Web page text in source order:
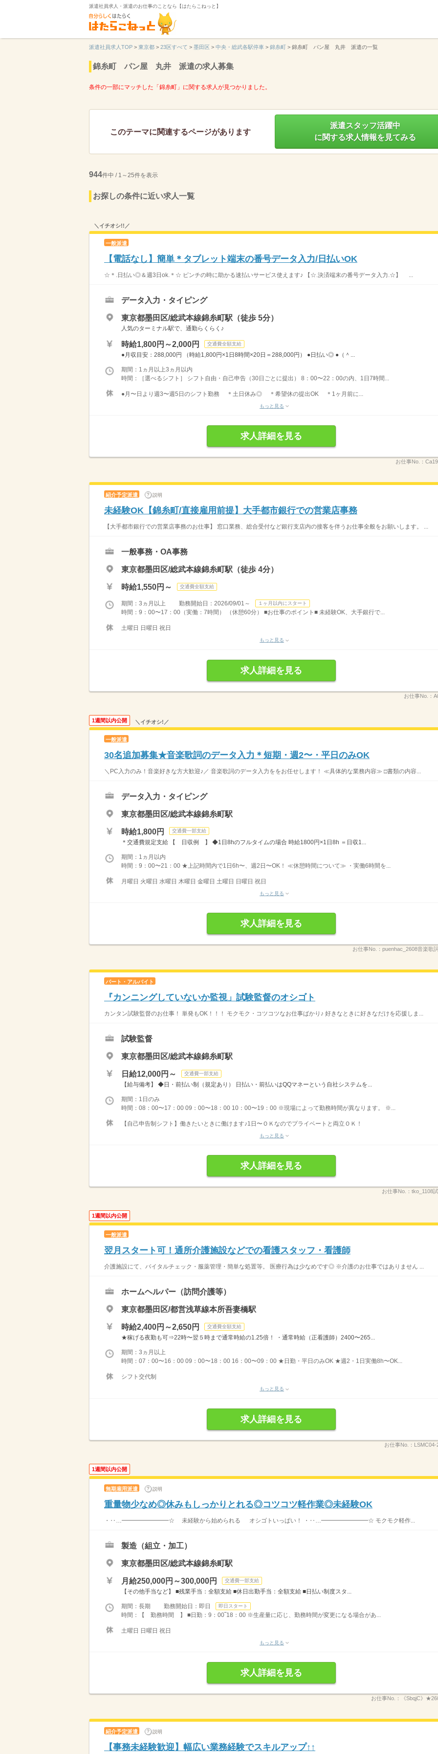
派遣社員求人・派遣のお仕事のことなら【はたらこねっと】
派遣社員求人TOP > 東京都 > 23区すべて > 墨田区 > 中央・総武各駅停車 > 錦糸町 > 錦糸町 パン屋 丸井 派遣の一覧
錦糸町 パン屋 丸井 派遣の求人募集
条件の一部にマッチした「錦糸町」に関する求人が見つかりました。
このテーマに関連するページがあります
派遣スタッフ活躍中
に関する求人情報を見てみる
944件中 / 1～25件を表示
お探しの条件に近い求人一覧
＼イチオシ!!／
一般派遣
【電話なし】簡単＊タブレット端末の番号データ入力/日払いOK
☆＊.日払い◎＆週3日ok.＊☆ ピンチの時に助かる速払いサービス使えます♪ 【☆.決済端末の番号データ入力.☆】 ...
データ入力・タイピング
東京都墨田区/総武本線錦糸町駅（徒歩 5分）
人気のターミナル駅で、通勤らくらく♪
時給1,800円～2,000円 交通費全額支給
●月収目安：288,000円 （時給1,800円×1日8時間×20日＝288,000円） ●日払い◎ ●（＾...
期間：1ヵ月以上3ヵ月以内
時間：［選べるシフト］ シフト自由・自己申告（30日ごとに提出） 8：00〜22：00の内、1日7時間...
●月〜日より週3〜週5日のシフト勤務 ＊土日休み◎ ＊希望休の提出OK ＊1ヶ月前に...
もっと見る
求人詳細を見る
お仕事No.：
紹介予定派遣 説明
未経験OK【錦糸町/直接雇用前提】大手都市銀行での営業店事務
【大手都市銀行での営業店事務のお仕事】 窓口業務、総合受付など銀行支店内の接客を伴うお仕事全般をお願いします。 ...
一般事務・OA事務
東京都墨田区/総武本線錦糸町駅（徒歩 4分）
時給1,550円～ 交通費全額支給
期間：3ヵ月以上 勤務開始日：2026/09/01～ １ヶ月以内にスタート
時間：9：00〜17：00（実働：7時間） （休憩60分） ■お仕事のポイント■ 未経験OK、大手銀行で...
土曜日 日曜日 祝日
もっと見る
求人詳細を見る
お仕事No.：
1週間以内公開 ＼イチオシ!／
一般派遣
30名追加募集★音楽歌詞のデータ入力＊短期・週2〜・平日のみOK
＼PC入力のみ！音楽好きな方大歓迎♪／ 音楽歌詞のデータ入力ををお任せします！ ≪具体的な業務内容≫ □書類の内容...
データ入力・タイピング
東京都墨田区/総武本線錦糸町駅
時給1,800円 交通費一部支給
＊交通費規定支給 【 日収例 】 ◆1日8hのフルタイムの場合 時給1800円×1日8h ＝日収1...
期間：1ヵ月以内
時間：9：00〜21：00 ★上記時間内で1日6h〜、週2日〜OK！ ≪休憩時間について≫ ・実働6時間を...
月曜日 火曜日 水曜日 木曜日 金曜日 土曜日 日曜日 祝日
もっと見る
求人詳細を見る
お仕事No.： puenhac_2608音楽歌
パート・アルバイト
『カンニングしていないか監視」試験監督のオシゴト
カンタン試験監督のお仕事！ 単発もOK！！！ モクモク・コツコツなお仕事ばかり♪ 好きなときに好きなだけを応援しま...
試験監督
東京都墨田区/総武本線錦糸町駅
日給12,000円～ 交通費一部支給
【給与備考】 ◆日・前払い制（規定あり） 日払い・前払いはQQマネーという自社システムを...
期間：1日のみ
時間：08：00〜17：00 09：00〜18：00 10：00〜19：00 ※現場によって勤務時間が異なります。 ※...
【自己申告制シフト】働きたいときに働けます♪1日〜ＯＫなのでプライベートと両立ＯＫ！
もっと見る
求人詳細を見る
お仕事No.： tko_1108
1週間以内公開
一般派遣
翌月スタート可！通所介護施設などでの看護スタッフ・看護師
介護施設にて、バイタルチェック・服薬管理・簡単な処置等。 医療行為は少なめです◎ ※介護のお仕事ではありません ...
ホームヘルパー（訪問介護等）
東京都墨田区/都営浅草線本所吾妻橋駅
時給2,400円～2,650円 交通費全額支給
★稼げる夜勤も可⇒22時〜翌５時まで通常時給の1.25倍！ ・通常時給（正看護師）2400〜265...
期間：3ヵ月以上
時間：07：00〜16：00 09：00〜18：00 16：00〜09：00 ★日勤・平日のみOK ★週2・1日実働8h〜OK...
シフト交代制
もっと見る
求人詳細を見る
お仕事No.：
1週間以内公開
無期雇用派遣 説明
重量物少なめ◎休みもしっかりとれる◎コツコツ軽作業◎未経験OK
・‥…━━━━━━━━☆ 未経験から始められる オシゴトいっぱい！ ・‥…━━━━━━━━☆ モクモク軽作...
製造（組立・加工）
東京都墨田区/総武本線錦糸町駅
月給250,000円～300,000円 交通費一部支給
【その他手当など】 ■残業手当：全額支給 ■休日出勤手当：全額支給 ■日払い制度スタ...
期間：長期 勤務開始日：即日 即日スタート
時間：【 勤務時間 】 ■日勤：9：00‾18：00 ※生産量に応じ、勤務時間が変更になる場合があ...
土曜日 日曜日 祝日
もっと見る
求人詳細を見る
お仕事No.： 《SbqjC》
紹介予定派遣 説明
【事務未経験歓迎】幅広い業務経験でスキルアップ↑↑